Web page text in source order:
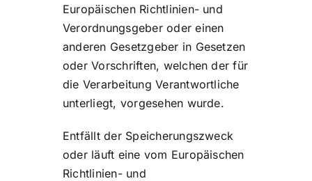
Europäischen Richtlinien- und
Verordnungsgeber oder einen
anderen Gesetzgeber in Gesetzen
oder Vorschriften, welchen der für
die Verarbeitung Verantwortliche
unterliegt, vorgesehen wurde.
Entfällt der Speicherungszweck
oder läuft eine vom Europäischen
Richtlinien- und